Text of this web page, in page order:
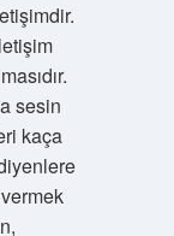
sesin
kaça